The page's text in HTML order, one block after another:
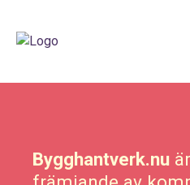
Bygghantverk.nu